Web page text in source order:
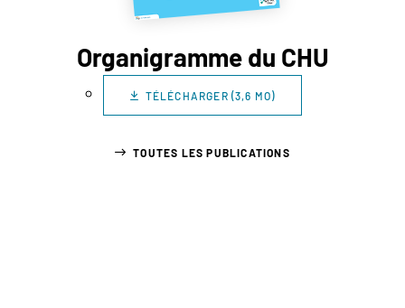
Organigramme du CHU
TÉLÉCHARGER (3,6 MO)
TOUTES LES PUBLICATIONS